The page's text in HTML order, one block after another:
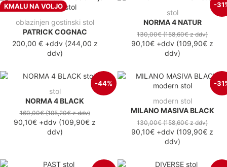
KMALU NA VOLJO
oblazinjen gostinski stol
PATRICK COGNAC
200,00 €+ddv(244,00 z
ddv)
-
stol
NORMA 4 NATUR
130,00€(158,60€z ddv)
90,10€ +ddv (109,90€ z
ddv)
-44%
stol
NORMA 4 BLACK
160,00€(195,20€z ddv)
90,10€ +ddv (109,90€ z
ddv)
-
modern stol
MILANO MASIVA BLACK
130,00€(158,60€z ddv)
90,10€ +ddv (109,90€ z
ddv)